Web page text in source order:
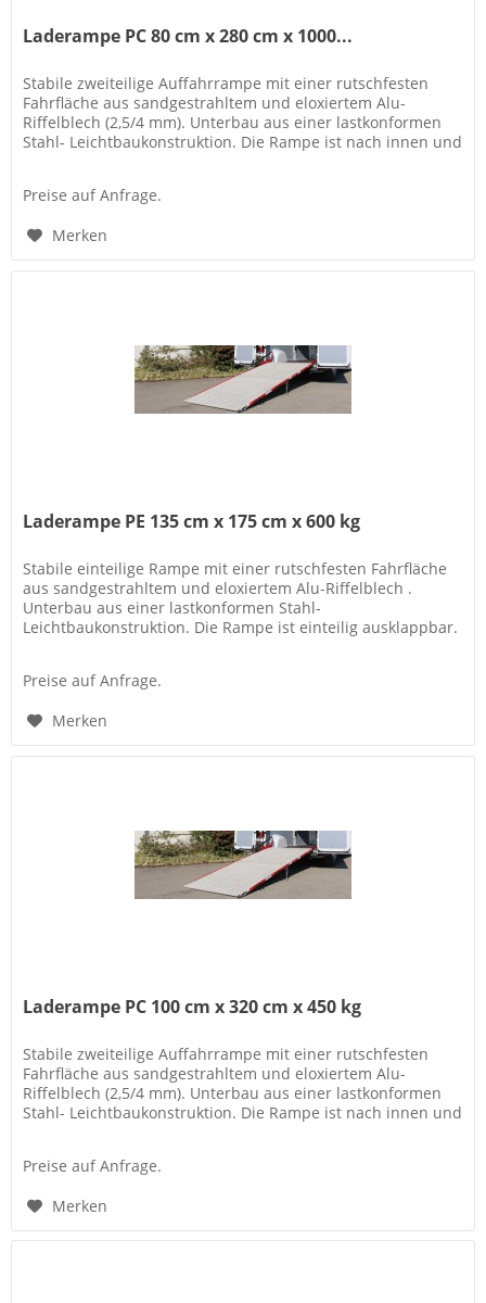
Laderampe PC 80 cm x 280 cm x 1000...
Stabile zweiteilige Auffahrrampe mit einer rutschfesten
Fahrfläche aus sandgestrahltem und eloxiertem Alu-
Riffelblech (2,5/4 mm). Unterbau aus einer lastkonformen
Stahl- Leichtbaukonstruktion. Die Rampe ist nach innen und
Preise auf Anfrage.
Merken
Laderampe PE 135 cm x 175 cm x 600 kg
Stabile einteilige Rampe mit einer rutschfesten Fahrfläche
aus sandgestrahltem und eloxiertem Alu-Riffelblech .
Unterbau aus einer lastkonformen Stahl-
Leichtbaukonstruktion. Die Rampe ist einteilig ausklappbar.
Preise auf Anfrage.
Merken
Laderampe PC 100 cm x 320 cm x 450 kg
Stabile zweiteilige Auffahrrampe mit einer rutschfesten
Fahrfläche aus sandgestrahltem und eloxiertem Alu-
Riffelblech (2,5/4 mm). Unterbau aus einer lastkonformen
Stahl- Leichtbaukonstruktion. Die Rampe ist nach innen und
Preise auf Anfrage.
Merken